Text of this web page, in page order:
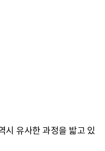
시 유사한 과정을 밟고 있